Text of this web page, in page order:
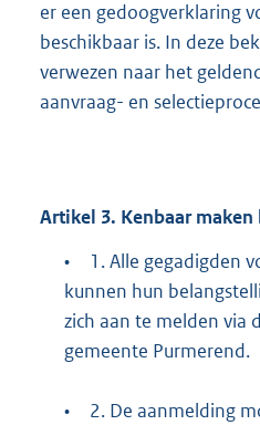
er een gedoogverklaring
beschikbaar is. In deze
verwezen naar het
aanvraag- en
Artikel 3. Kenbaar
•
1. Alle gegadigden
kunnen hun
zich aan te melden via
gemeente Purmerend.
•
2. De aanmelding